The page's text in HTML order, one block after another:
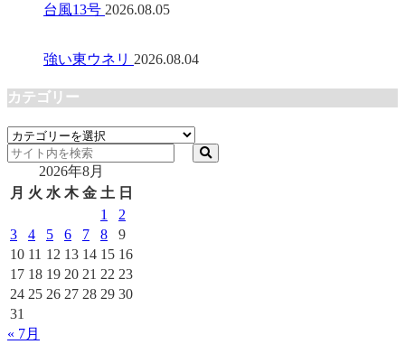
台風13号 2026.08.05
強い東ウネリ 2026.08.04
カテゴリー
カ
テ
リ
2026年8月
月 火 水 木 金 土 日
1
2
3
4 5 6 7 8
9
10 11 12 13 14 15 16
17 18 19 20 21 22 23
24 25 26 27 28 29 30
31
« 7月